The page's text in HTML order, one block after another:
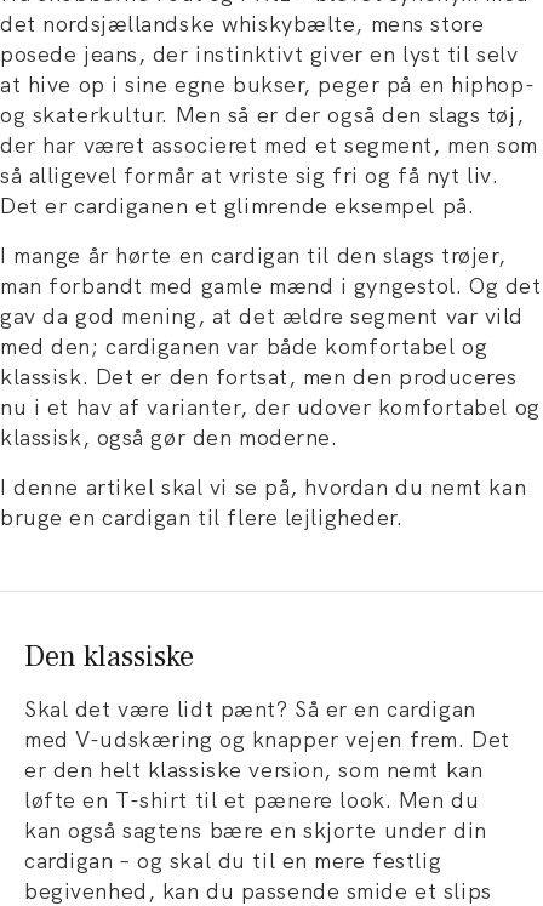
det nordsjællandske whiskybælte, mens store
posede jeans, der instinktivt giver en lyst til selv
at hive op i sine egne bukser, peger på en hiphop-
og skaterkultur. Men så er der også den slags tøj,
der har været associeret med et segment, men som
så alligevel formår at vriste sig fri og få nyt liv.
Det er cardiganen et glimrende eksempel på.
I mange år hørte en cardigan til den slags trøjer,
man forbandt med gamle mænd i gyngestol. Og det
gav da god mening, at det ældre segment var vild
med den; cardiganen var både komfortabel og
klassisk. Det er den fortsat, men den produceres
nu i et hav af varianter, der udover komfortabel og
klassisk, også gør den moderne.
I denne artikel skal vi se på, hvordan du nemt kan
bruge en cardigan til flere lejligheder.
Den klassiske
Skal det være lidt pænt? Så er en cardigan
med V-udskæring og knapper vejen frem. Det
er den helt klassiske version, som nemt kan
løfte en T-shirt til et pænere look. Men du
kan også sagtens bære en skjorte under din
cardigan – og skal du til en mere festlig
begivenhed, kan du passende smide et slips